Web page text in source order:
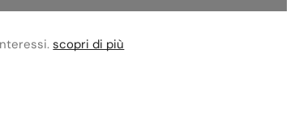
scopri di più